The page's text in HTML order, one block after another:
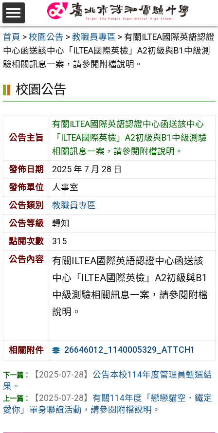
跳
至
主
要
內
首頁 > 校園公告 > 教職員專區 > 有關ILTEA國際英語認證
中心函送該中心「ILTEA國際英檢」A2初級與B1中級測
驗相關訊息一案，請參閱附檔說明。
校園公告
公告主旨
有關ILTEA國際英語認證中心函送該中心
「ILTEA國際英檢」A2初級與B1中級測驗
相關訊息一案，請參閱附檔說明。
發佈日期
2025 年 7 月 28 日
發佈單位
人事室
公告類別
教職員專區
公告等級
轉知
點閱次數
315
公告內容
有關ILTEA國際英語認證中心函送該
中心「ILTEA國際英檢」A2初級與B1
中級測驗相關訊息一案，請參閱附檔
說明。
相關附件 26646012_1140005329_ATTCH1
【2025-07-28】 公告本校114年度管理員甄選結
果。
【2025-07-28】 有關114年度「戀戀貓空．鐵定
愛你」單身聯誼活動，請參閱附檔說明。
選
單